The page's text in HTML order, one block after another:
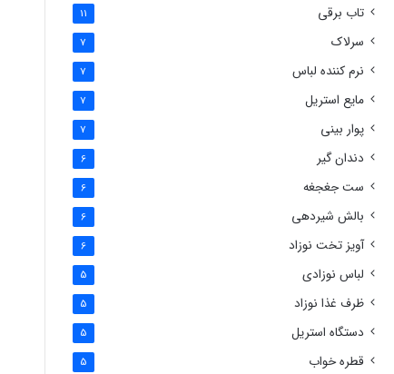
تاب برقی 11
سرلاک 7
نرم کننده لباس 7
مایع استریل 7
پوار بینی 7
دندان گیر 6
ست جغجغه 6
بالش شیردهی 6
آویز تخت نوزاد 6
لباس نوزادی 5
ظرف غذا نوزاد 5
دستگاه استریل 5
قطره خواب 5